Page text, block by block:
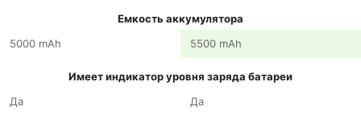
Емкость аккумулятора
5000 mAh
5500 mAh
Имеет индикатор уровня заряда батареи
Да
Да